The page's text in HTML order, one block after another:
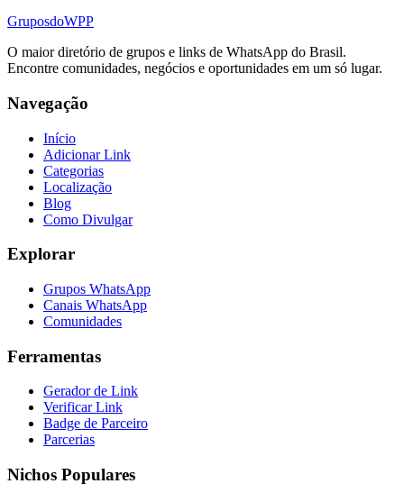
GruposdoWPP
O maior diretório de grupos e links de WhatsApp do Brasil.
Encontre comunidades, negócios e oportunidades em um só lugar.
Navegação
Início
Adicionar Link
Categorias
Localização
Blog
Como Divulgar
Explorar
Grupos WhatsApp
Canais WhatsApp
Comunidades
Ferramentas
Gerador de Link
Verificar Link
Badge de Parceiro
Parcerias
Nichos Populares